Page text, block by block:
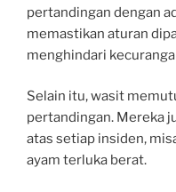
pertandingan dengan
memastikan aturan
menghindari
Selain itu, wasit
pertandingan. Mereka
atas setiap insiden,
ayam terluka berat.